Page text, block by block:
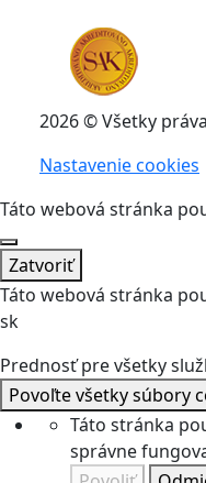
2026 © Všetky
Nastavenie cookies
Táto webová stránka
Zatvoriť
Táto webová stránka
sk
Prednosť pre všetky
Povoľte všetky súbory
Táto stránka
správne